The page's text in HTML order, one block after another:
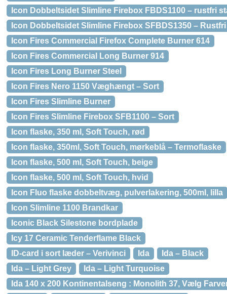
Icon Dobbeltsidet Slimline Firebox FBDS1100 – rustfri
Icon Dobbeltsidet Slimline Firebox SFBDS1350 –
Icon Fires Commercial Firefox Complete Burner 614
Icon Fires Commercial Long Burner 914
Icon Fires Long Burner Steel
Icon Fires Nero 1150 Væghængt – Sort
Icon Fires Slimline Burner
Icon Fires Slimline Firebox SFB1100 – Sort
Icon flaske, 350 ml, Soft Touch, rød
Icon flaske, 350ml, Soft Touch, mørkeblå – Termoflaske
Icon flaske, 500 ml, Soft Touch, beige
Icon flaske, 500 ml, Soft Touch, hvid
Icon Fluo flaske dobbeltvæg, pulverlakering, 500ml, lilla
Icon Slimline 1100 Brandkar
Iconic Black Silestone bordplade
Icy 17 Ceramic Tenderflame Black
ID-card i sort læder – Verivinci
Ida
Ida – Black
Ida – Light Grey
Ida – Light Turquoise
Ida 140 x 200 Kontinentalseng : Monolith 37, Vælg